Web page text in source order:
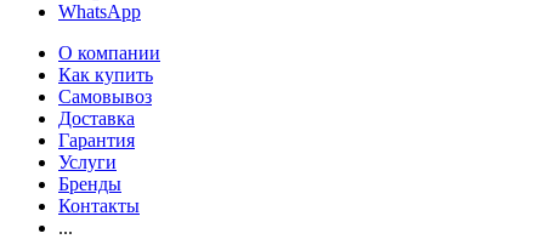
WhatsApp
О компании
Как купить
Самовывоз
Доставка
Гарантия
Услуги
Бренды
Контакты
...